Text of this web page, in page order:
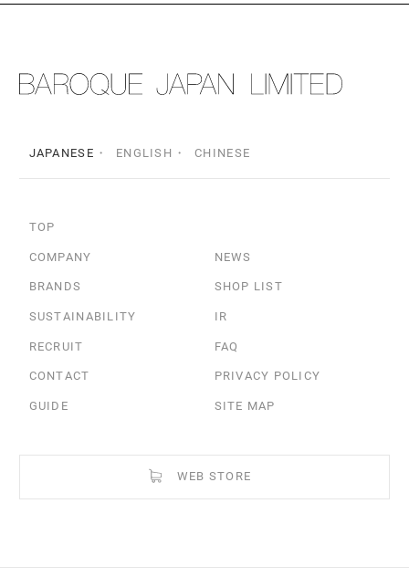
JAPANESE ENGLISH CHINESE
TOP
COMPANY NEWS
BRANDS SHOP LIST
SUSTAINABILITY IR
RECRUIT FAQ
CONTACT PRIVACY POLICY
GUIDE SITE MAP
WEB STORE